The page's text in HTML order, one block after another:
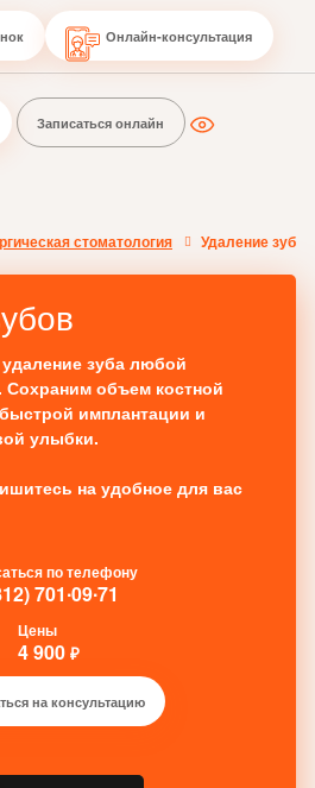
Онлайн-консультация
Записаться онлайн
стоматология Удаление зубов
зуба любой
Сохраним объем костной
имплантации и
улыбки.
на удобное для вас
по телефону
701∙09∙71
Цены
4 900 ₽
на консультацию